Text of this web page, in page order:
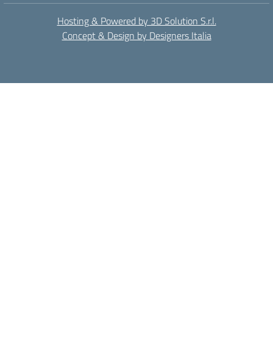
Hosting & Powered by 3D Solution S.r.l.
Concept & Design by Designers Italia